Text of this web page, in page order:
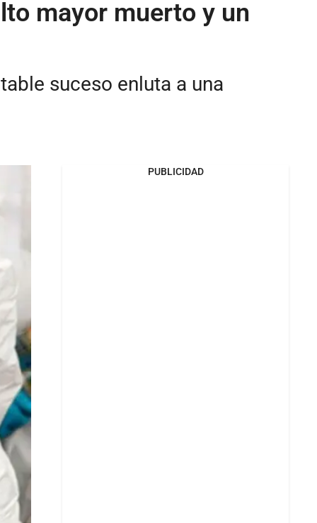
mayor muerto y un
suceso enluta a una
PUBLICIDAD